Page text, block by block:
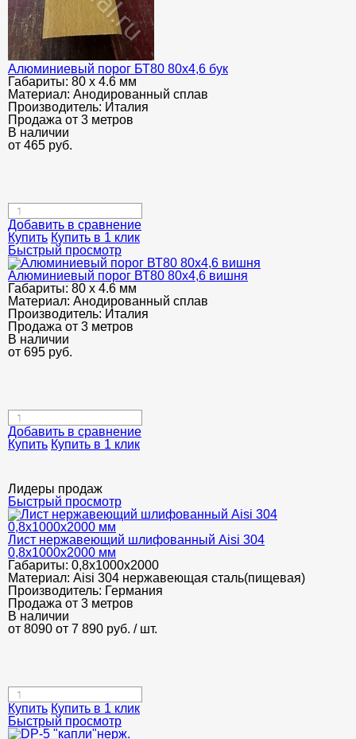
Алюминиевый порог БТ80 80х4,6 бук
Габариты: 80 х 4.6 мм
Материал: Анодированный сплав
Производитель: Италия
Продажа от 3 метров
В наличии
от 465 руб.
Добавить в сравнение
Купить Купить в 1 клик
Быстрый просмотр
Алюминиевый порог ВТ80 80х4,6 вишня
Габариты: 80 х 4.6 мм
Материал: Анодированный сплав
Производитель: Италия
Продажа от 3 метров
В наличии
от 695 руб.
Добавить в сравнение
Купить Купить в 1 клик
Лидеры продаж
Быстрый просмотр
Лист нержавеющий шлифованный Aisi 304
0,8х1000х2000 мм
Габариты: 0,8х1000х2000
Материал: Aisi 304 нержавеющая сталь(пищевая)
Производитель: Германия
Продажа от 3 метров
В наличии
от 8090 от 7 890 руб. / шт.
Купить Купить в 1 клик
Быстрый просмотр